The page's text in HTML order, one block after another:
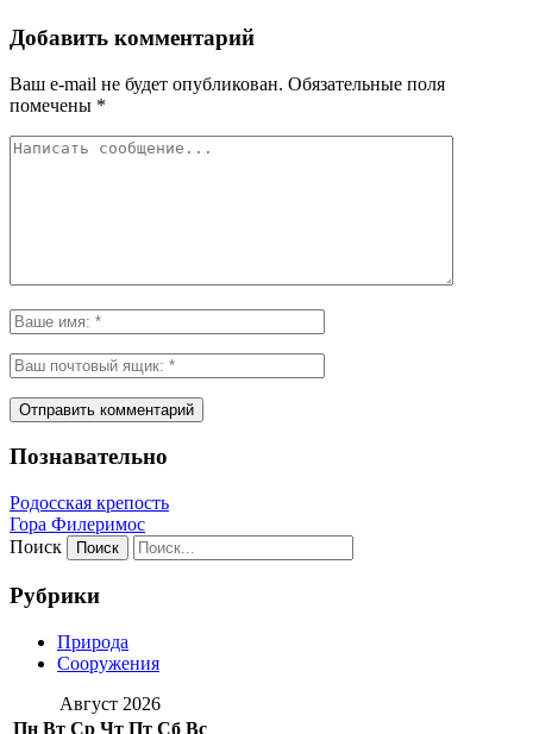
Добавить комментарий
Ваш e-mail не будет опубликован. Обязательные поля
помечены *
Познавательно
Родосская крепость
Гора Филеримос
Поиск
Рубрики
Природа
Сооружения
Август 2026
Пн Вт Ср Чт Пт Сб Вс